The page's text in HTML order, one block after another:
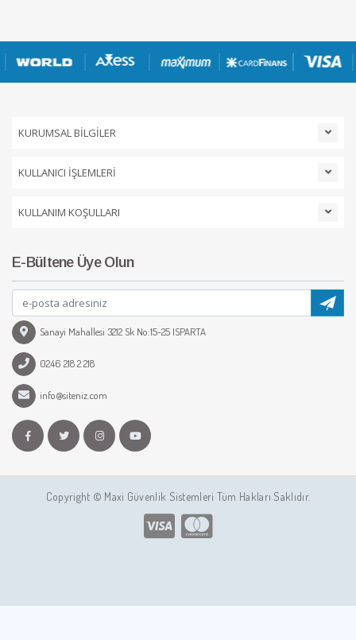
KURUMSAL BİLGİLER
KULLANICI İŞLEMLERİ
KULLANIM KOŞULLARI
E-Bültene Üye Olun
Sanayi Mahallesi 3212 Sk No:15-25 ISPARTA
0246 218 2 218
info@siteniz.com
Copyright © Maxi Güvenlik Sistemleri Tüm Hakları Saklıdır.